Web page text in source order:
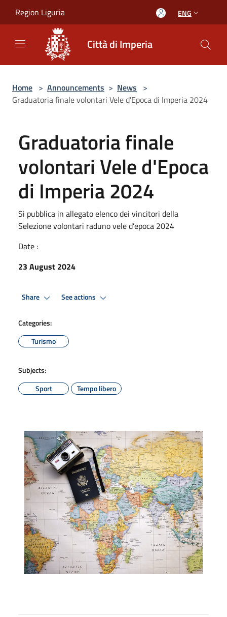
Region Liguria ENG
Città di Imperia
Home > Announcements > News >
Graduatoria finale volontari Vele d'Epoca di Imperia 2024
Graduatoria finale
volontari Vele d'Epoca
di Imperia 2024
Si pubblica in allegato elenco dei vincitori della
Selezione volontari raduno vele d’epoca 2024
Date :
23 August 2024
Share See actions
Categories:
Turismo
Subjects:
Sport
Tempo libero